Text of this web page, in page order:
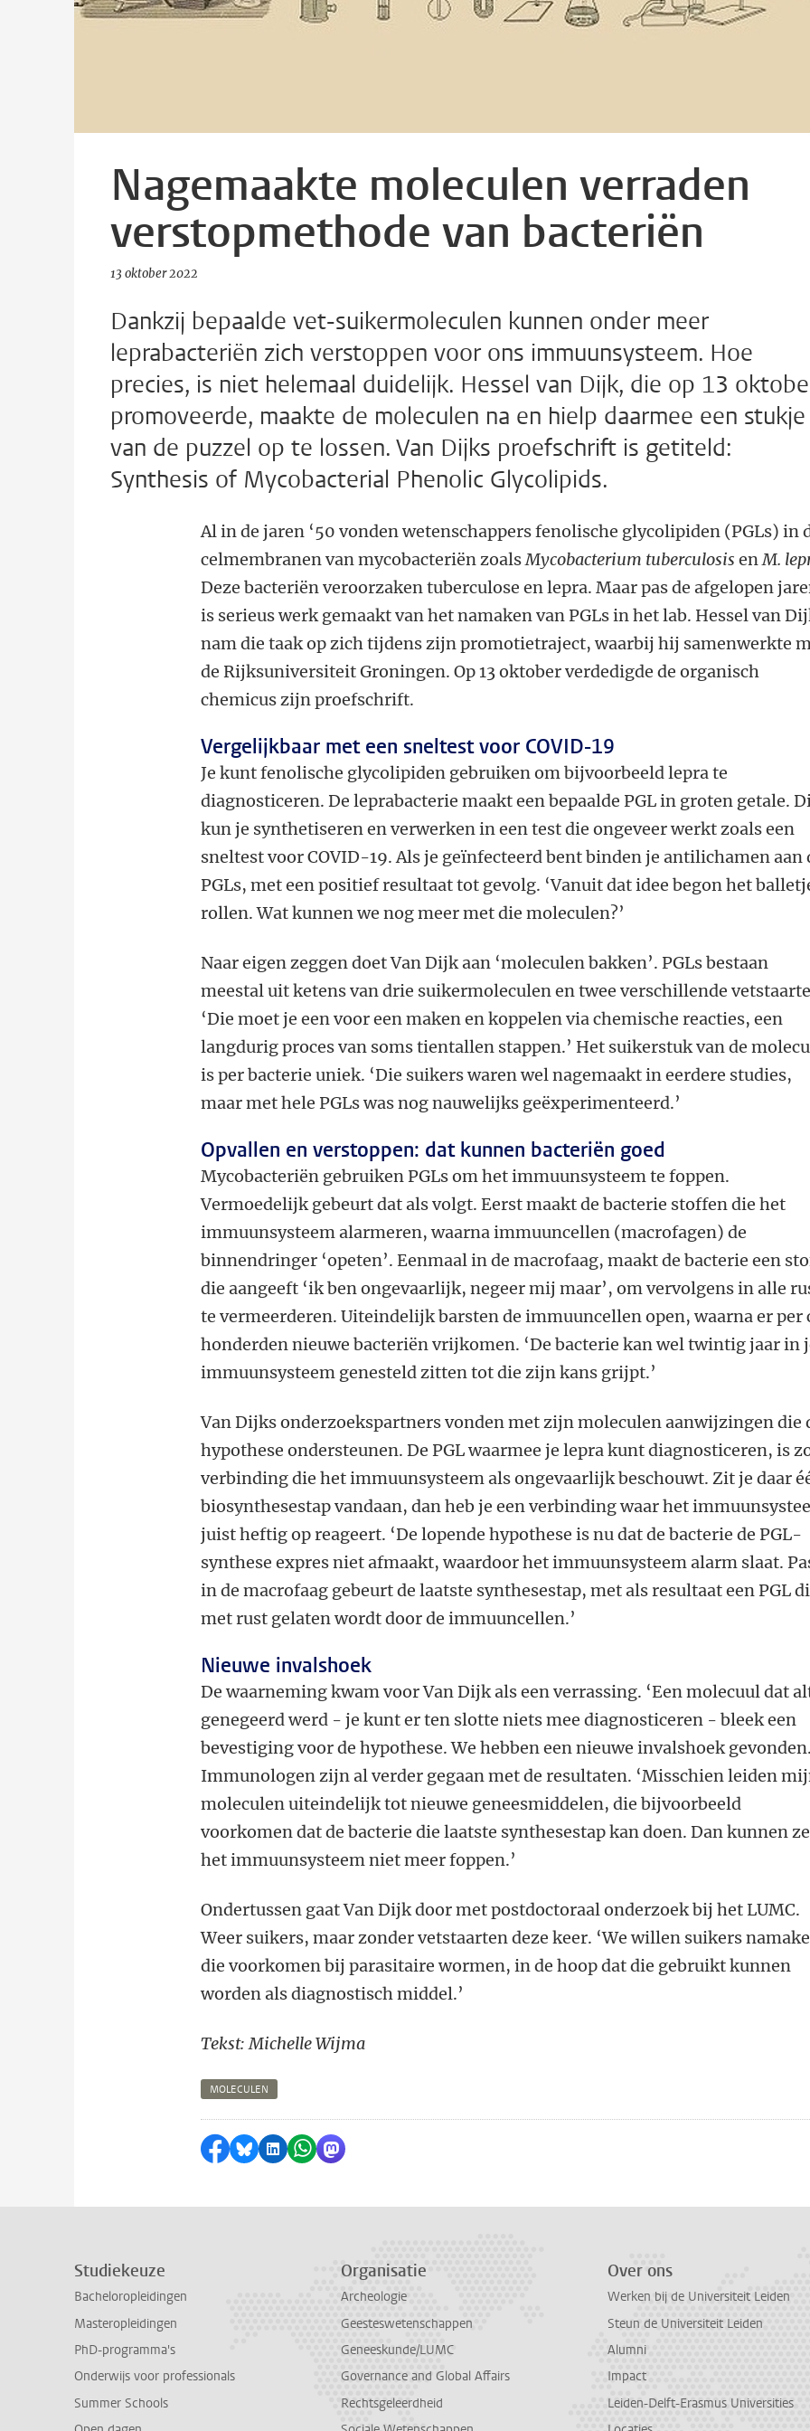
Nagemaakte moleculen verraden
verstopmethode van bacteriën
13 oktober 2022
Dankzij bepaalde vet-suikermoleculen kunnen onder meer
leprabacteriën zich verstoppen voor ons immuunsysteem. Hoe
precies, is niet helemaal duidelijk. Hessel van Dijk, die op 13
promoveerde, maakte de moleculen na en hielp daarmee een stukje
van de puzzel op te lossen. Van Dijks proefschrift is getiteld:
Synthesis of Mycobacterial Phenolic Glycolipids.
Al in de jaren ‘50 vonden wetenschappers fenolische glycolipiden (PGLs) in
celmembranen van mycobacteriën zoalsMycobacterium tuberculosis enM.
Deze bacteriën veroorzaken tuberculose en lepra. Maar pas de afgelopen
is serieus werk gemaakt van het namaken van PGLs in het lab. Hessel van
nam die taak op zich tijdens zijn promotietraject, waarbij hij samenwerkte
de Rijksuniversiteit Groningen. Op 13 oktober verdedigde de organisch
chemicus zijn proefschrift.
Vergelijkbaar met een sneltest voor COVID-19
Je kunt fenolische glycolipiden gebruiken om bijvoorbeeld lepra te
diagnosticeren. De leprabacterie maakt een bepaalde PGL in groten getale.
kun je synthetiseren en verwerken in een test die ongeveer werkt zoals een
sneltest voor COVID-19. Als je geïnfecteerd bent binden je antilichamen aan
PGLs, met een positief resultaat tot gevolg. ‘Vanuit dat idee begon het
rollen. Wat kunnen we nog meer met die moleculen?’
Naar eigen zeggen doet Van Dijk aan ‘moleculen bakken’. PGLs bestaan
meestal uit ketens van drie suikermoleculen en twee verschillende
‘Die moet je een voor een maken en koppelen via chemische reacties, een
langdurig proces van soms tientallen stappen.’ Het suikerstuk van de
is per bacterie uniek. ‘Die suikers waren wel nagemaakt in eerdere studies,
maar met hele PGLs was nog nauwelijks geëxperimenteerd.’
Opvallen en verstoppen: dat kunnen bacteriën goed
Mycobacteriën gebruiken PGLs om het immuunsysteem te foppen.
Vermoedelijk gebeurt dat als volgt. Eerst maakt de bacterie stoffen die het
immuunsysteem alarmeren, waarna immuuncellen (macrofagen) de
binnendringer ‘opeten’. Eenmaal in de macrofaag, maakt de bacterie een
die aangeeft ‘ik ben ongevaarlijk, negeer mij maar’, om vervolgens in alle
te vermeerderen. Uiteindelijk barsten de immuuncellen open, waarna er per
honderden nieuwe bacteriën vrijkomen. ‘De bacterie kan wel twintig jaar in
immuunsysteem genesteld zitten tot die zijn kans grijpt.’
Van Dijks onderzoekspartners vonden met zijn moleculen aanwijzingen die
hypothese ondersteunen. De PGL waarmee je lepra kunt diagnosticeren, is
verbinding die het immuunsysteem als ongevaarlijk beschouwt. Zit je daar
biosynthesestap vandaan, dan heb je een verbinding waar het
juist heftig op reageert. ‘De lopende hypothese is nu dat de bacterie de PGL-
synthese expres niet afmaakt, waardoor het immuunsysteem alarm slaat.
in de macrofaag gebeurt de laatste synthesestap, met als resultaat een PGL
met rust gelaten wordt door de immuuncellen.’
Nieuwe invalshoek
De waarneming kwam voor Van Dijk als een verrassing. ‘Een molecuul dat
genegeerd werd - je kunt er ten slotte niets mee diagnosticeren - bleek een
bevestiging voor de hypothese. We hebben een nieuwe invalshoek
Immunologen zijn al verder gegaan met de resultaten. ‘Misschien leiden
moleculen uiteindelijk tot nieuwe geneesmiddelen, die bijvoorbeeld
voorkomen dat de bacterie die laatste synthesestap kan doen. Dan kunnen ze
het immuunsysteem niet meer foppen.’
Ondertussen gaat Van Dijk door met postdoctoraal onderzoek bij het LUMC.
Weer suikers, maar zonder vetstaarten deze keer. ‘We willen suikers
die voorkomen bij parasitaire wormen, in de hoop dat die gebruikt kunnen
worden als diagnostisch middel.’
Tekst: Michelle Wijma
MOLECULEN
Delen op Facebook
Delen via Bluesky
Delen op LinkedIn
Delen via WhatsApp
Delen via Mastodon
Studiekeuze
Bacheloropleidingen
Masteropleidingen
PhD-programma's
Onderwijs voor professionals
Summer Schools
Organisatie
Archeologie
Geesteswetenschappen
Geneeskunde/LUMC
Governance and Global Affairs
Rechtsgeleerdheid
Over ons
Werken bij de Universiteit Leiden
Steun de Universiteit Leiden
Alumni
Impact
Leiden-Delft-Erasmus Universities